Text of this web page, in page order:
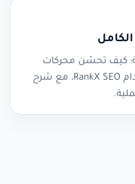
كيف تحسّن محركات
البحث لمتجرك على منصة سلة باستخدام RankX SEO، مع شرح